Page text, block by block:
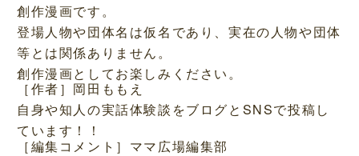
創作漫画です。
登場人物や団体名は仮名であり、実在の人物や団体
等とは関係ありません。
創作漫画としてお楽しみください。
［作者］岡田ももえ
自身や知人の実話体験談をブログとSNSで投稿し
ています！！
［編集コメント］ママ広場編集部